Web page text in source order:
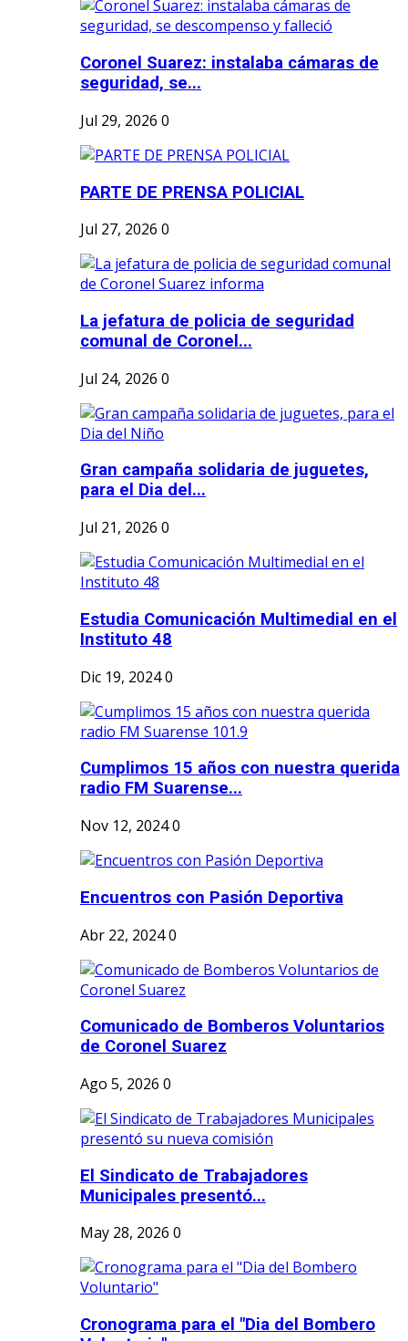
Coronel Suarez: instalaba cámaras de
seguridad, se...
Jul 29, 2026 0
PARTE DE PRENSA POLICIAL
Jul 27, 2026 0
La jefatura de policia de seguridad
comunal de Coronel...
Jul 24, 2026 0
Gran campaña solidaria de juguetes,
para el Dia del...
Jul 21, 2026 0
Estudia Comunicación Multimedial en el
Instituto 48
Dic 19, 20240
Cumplimos 15 años con nuestra querida
radio FM Suarense...
Nov 12, 20240
Encuentros con Pasión Deportiva
Abr 22, 20240
Comunicado de Bomberos Voluntarios
de Coronel Suarez
Ago 5, 2026 0
El Sindicato de Trabajadores
Municipales presentó...
May 28, 2026 0
Cronograma para el "Dia del Bombero